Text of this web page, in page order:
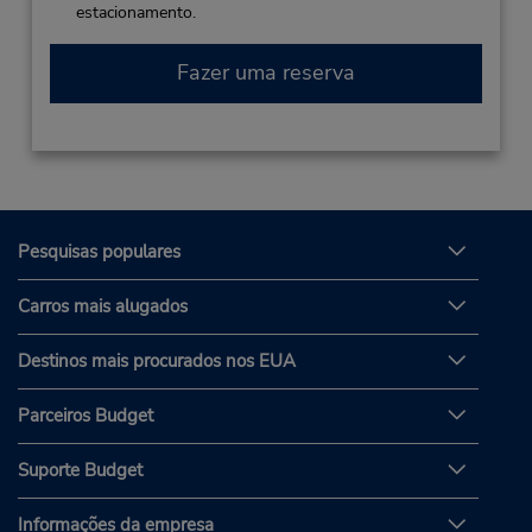
estacionamento.
Fazer uma reserva
Pesquisas populares
Carros mais alugados
Destinos mais procurados nos EUA
Parceiros Budget
Suporte Budget
Informações da empresa